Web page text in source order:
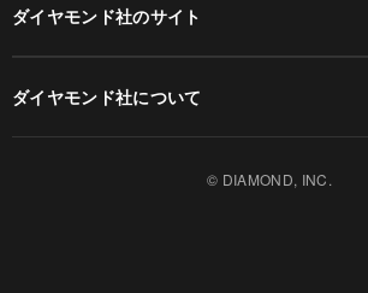
ダイヤモンド社のサイト
ダイヤモンド社について
© DIAMOND, INC.